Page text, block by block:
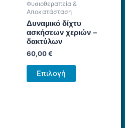
Φυσιοθεραπεία &
Αποκατάσταση
Δυναμικό δίχτυ
ασκήσεων χεριών –
δακτύλων
60,00€
Επιλογή
Αυτό
το